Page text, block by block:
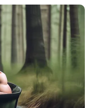
OTT Release
7
മുതൽ
Exclusive
പുതിയ
Review
ഇപ്പോൾ
എവിടെയും